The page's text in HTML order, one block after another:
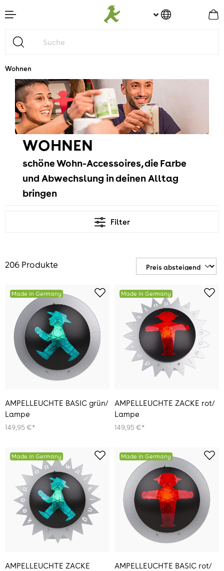
springen
Wohnen
WOHNEN
schöne Wohn-Accessoires, die Farbe
und Abwechslung in deinen Alltag
bringen
Filter
206 Produkte
Made in Germany
AMPELLEUCHTE BASIC grün/
Lampe
149,95 €*
Made in Germany
AMPELLEUCHTE ZACKE rot/
Lampe
149,95 €*
Made in Germany
AMPELLEUCHTE ZACKE
Made in Germany
AMPELLEUCHTE BASIC rot/